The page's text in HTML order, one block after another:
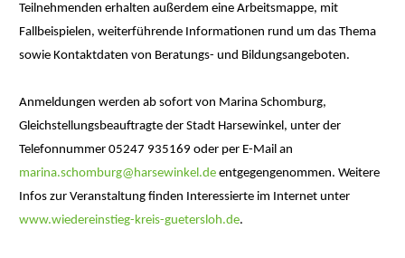
Teilnehmenden erhalten außerdem eine Arbeitsmappe, mit
Fallbeispielen, weiterführende Informationen rund um das Thema
sowie Kontaktdaten von Beratungs- und Bildungsangeboten.
Anmeldungen werden ab sofort von Marina Schomburg,
Gleichstellungsbeauftragte der Stadt Harsewinkel, unter der
Telefonnummer 05247 935169 oder per E-Mail an
marina.schomburg@harsewinkel.de entgegengenommen. Weitere
Infos zur Veranstaltung finden Interessierte im Internet unter
www.wiedereinstieg-kreis-guetersloh.de.